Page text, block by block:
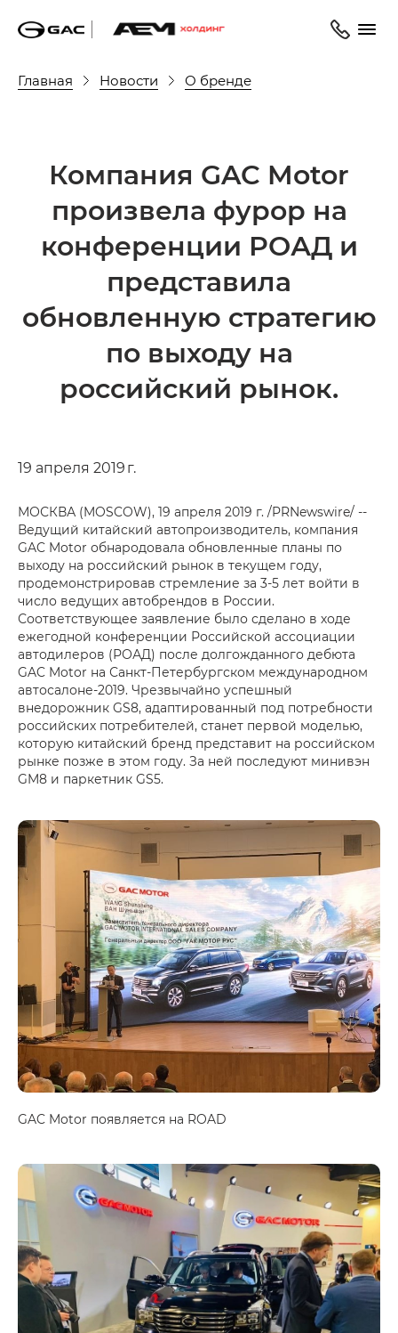
Главная Новости О бренде
Компания GAC Motor
произвела фурор на
конференции РОАД и
представила
обновленную стратегию
по выходу на
российский рынок.
19 апреля 2019 г.
МОСКВА (MOSCOW), 19 апреля 2019 г. /PRNewswire/ --
Ведущий китайский автопроизводитель, компания
GAC Motor обнародовала обновленные планы по
выходу на российский рынок в текущем году,
продемонстрировав стремление за 3-5 лет войти в
число ведущих автобрендов в России.
Соответствующее заявление было сделано в ходе
ежегодной конференции Российской ассоциации
автодилеров (РОАД) после долгожданного дебюта
GAC Motor на Санкт-Петербургском международном
автосалоне-2019. Чрезвычайно успешный
внедорожник GS8, адаптированный под потребности
российских потребителей, станет первой моделью,
которую китайский бренд представит на российском
рынке позже в этом году. За ней последуют минивэн
GM8 и паркетник GS5.
GAC Motor появляется на ROAD